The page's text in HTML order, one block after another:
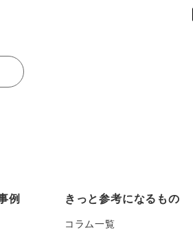
例 きっと参考になるもの
コラム一覧